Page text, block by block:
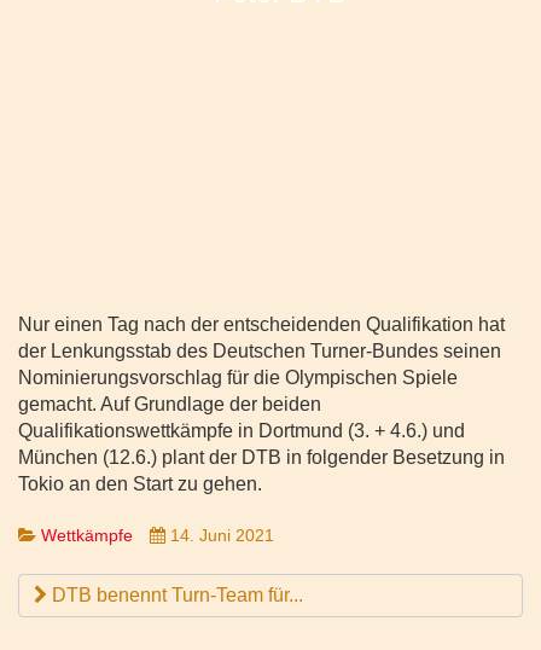
Nur einen Tag nach der entscheidenden Qualifikation hat
der Lenkungsstab des Deutschen Turner-Bundes seinen
Nominierungsvorschlag für die Olympischen Spiele
gemacht. Auf Grundlage der beiden
Qualifikationswettkämpfe in Dortmund (3. + 4.6.) und
München (12.6.) plant der DTB in folgender Besetzung in
Tokio an den Start zu gehen.
Wettkämpfe 14. Juni 2021
DTB benennt Turn-Team für...